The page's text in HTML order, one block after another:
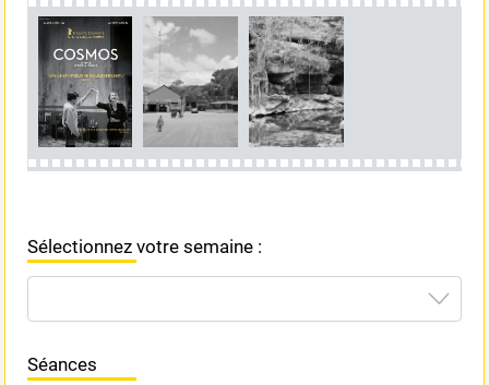
Sélectionnez votre semaine :
Séances